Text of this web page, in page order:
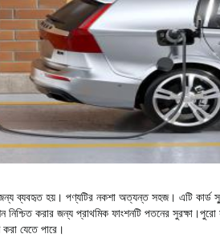
জন্য ব্যবহৃত হয়। পণ্যটির নকশা অত্যন্ত সহজ। এটি কার্ড
নিশ্চিত করার জন্য প্রাথমিক ফাংশনটি পতনের সুরক্ষা।পুরো
যেতে পারে।